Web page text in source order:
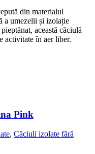
din materialul
a umezelii și izolație
această căciulă
activitate în aer liber.
Pink
, Căciuli izolate fără